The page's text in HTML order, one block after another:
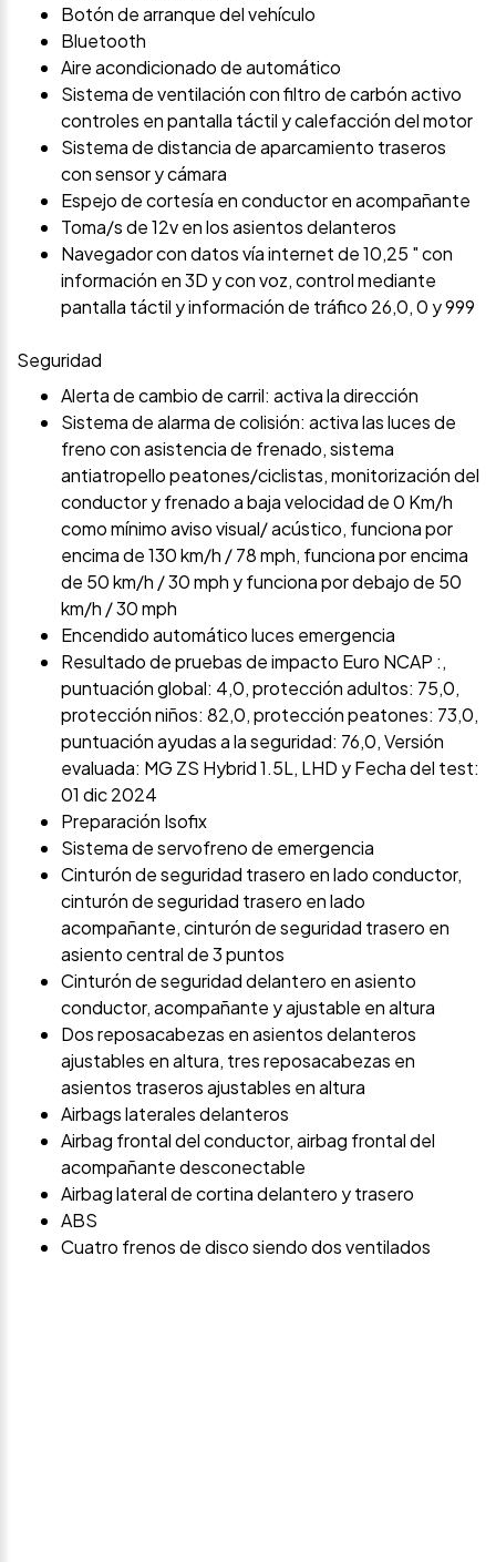
Botón de arranque del vehículo
Bluetooth
Aire acondicionado de automático
Sistema de ventilación con filtro de carbón activo
controles en pantalla táctil y calefacción del motor
Sistema de distancia de aparcamiento traseros
con sensor y cámara
Espejo de cortesía en conductor en acompañante
Toma/s de 12v en los asientos delanteros
Navegador con datos vía internet de 10,25 " con
información en 3D y con voz, control mediante
pantalla táctil y información de tráfico 26,0, 0 y 999
Seguridad
Alerta de cambio de carril: activa la dirección
Sistema de alarma de colisión: activa las luces de
freno con asistencia de frenado, sistema
antiatropello peatones/ciclistas, monitorización del
conductor y frenado a baja velocidad de 0 Km/h
como mínimo aviso visual/ acústico, funciona por
encima de 130 km/h / 78 mph, funciona por encima
de 50 km/h / 30 mph y funciona por debajo de 50
km/h / 30 mph
Encendido automático luces emergencia
Resultado de pruebas de impacto Euro NCAP :,
puntuación global: 4,0, protección adultos: 75,0,
protección niños: 82,0, protección peatones: 73,0,
puntuación ayudas a la seguridad: 76,0, Versión
evaluada: MG ZS Hybrid 1.5L, LHD y Fecha del test:
01 dic 2024
Preparación Isofix
Sistema de servofreno de emergencia
Cinturón de seguridad trasero en lado conductor,
cinturón de seguridad trasero en lado
acompañante, cinturón de seguridad trasero en
asiento central de 3 puntos
Cinturón de seguridad delantero en asiento
conductor, acompañante y ajustable en altura
Dos reposacabezas en asientos delanteros
ajustables en altura, tres reposacabezas en
asientos traseros ajustables en altura
Airbags laterales delanteros
Airbag frontal del conductor, airbag frontal del
acompañante desconectable
Airbag lateral de cortina delantero y trasero
ABS
Cuatro frenos de disco siendo dos ventilados